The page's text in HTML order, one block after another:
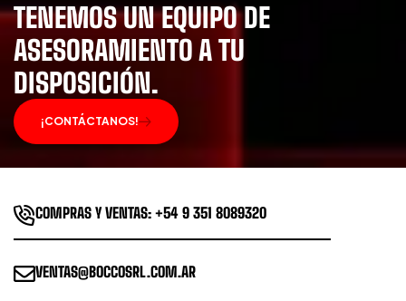
TENEMOS UN EQUIPO DE
ASESORAMIENTO A TU
DISPOSICIÓN.
¡CONTÁCTANOS!
COMPRAS Y VENTAS: +54 9 351 8089320
VENTAS@BOCCOSRL.COM.AR